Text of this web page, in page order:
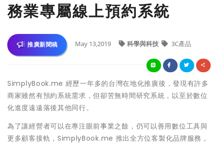
務業專屬線上預約系統
推廣新聞稿 May 13,2019 科學與科技 3C產品
SimplyBook.me 經歷一年多的台灣在地化推廣後，發現有許多
商家雖然有預約系統需求，但卻苦無時間研究系統，以至於數位
化進度遠遠落後其他同行。
為了讓經營者可以在專注眼前事業之餘，仍可以善用數位工具與
更多顧客接軌，SimplyBook.me 推出全方位客製化品牌服務，